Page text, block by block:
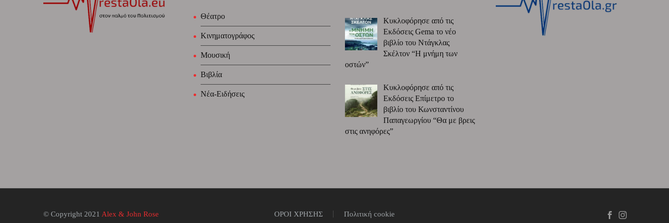
Θέατρο
Κινηματογράφος
Μουσική
Βιβλία
Νέα-Ειδήσεις
Κυκλοφόρησε από τις
Εκδόσεις Gema το νέο
βιβλίο του Ντάγκλας
Σκέλτον “Η μνήμη των
οστών”
Κυκλοφόρησε από τις
Εκδόσεις Επίμετρο το
βιβλίο του Κωνσταντίνου
Παπαγεωργίου “Θα με βρεις
στις ανηφόρες”
ΟΡΟΙ ΧΡΗΣΗΣ Πολιτική cookie
© Copyright 2021 Alex & John Rose